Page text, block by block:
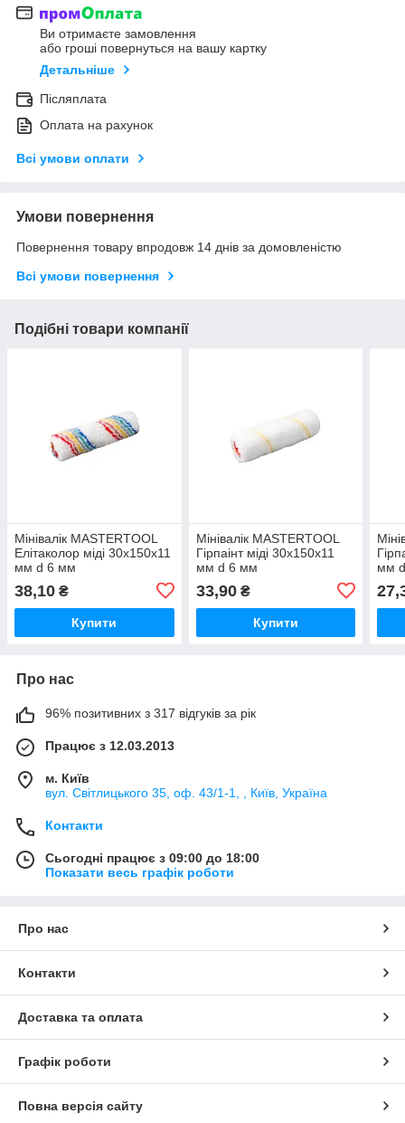
Ви отримаєте замовлення
або гроші повернуться на вашу картку
Детальніше
Післяплата
Оплата на рахунок
Всі умови оплати
Умови повернення
Повернення товару впродовж 14 днів за домовленістю
Всі умови повернення
Подібні товари компанії
Мінівалік MASTERTOOL
Елітаколор міді 30х150х11
мм d 6 мм
38,10 ₴
Купити
Мінівалік MASTERTOOL
Гірпаінт міді 30х150х11
мм d 6 мм
33,90₴
Купити
мм
Про нас
96% позитивних з 317 відгуків за рік
Працює з 12.03.2013
м. Київ
вул. Світлицького 35, оф. 43/1-1, , Київ, Україна
Контакти
Сьогодні працює з 09:00 до 18:00
Показати весь графік роботи
Про нас
Контакти
Доставка та оплата
Графік роботи
Повна версія сайту